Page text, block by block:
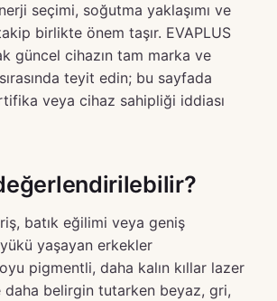
seçimi, soğutma yaklaşımı ve
birlikte önem taşır. EVAPLUS
güncel cihazın tam marka ve
teyit edin; bu sayfada
veya cihaz sahipliği iddiası
batık eğilimi veya geniş
yaşayan erkekler
pigmentli, daha kalın kıllar lazer
daha belirgin tutarken beyaz, gri,